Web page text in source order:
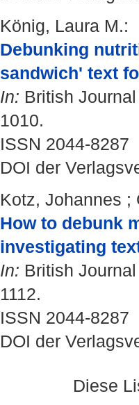
König, Laura M.:
Debunking
sandwich' text
In: British
1010.
ISSN 2044-8287
DOI der
Kotz, Johannes ;
How to debunk
investigating
In: British
1112.
ISSN 2044-8287
DOI der
Diese